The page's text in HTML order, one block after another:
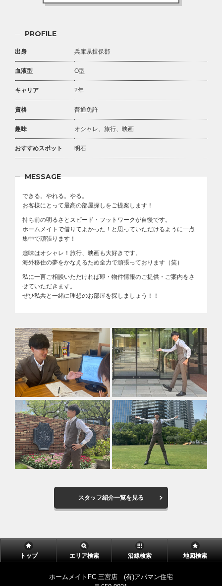
PROFILE
出身 兵庫県揖保郡
血液型 O型
キャリア 2年
資格 普通免許
趣味 オシャレ、旅行、映画
おすすめスポット 明石
MESSAGE
できる。やれる。やる。
お客様にとって最高の部屋探しをご提案します！
持ち前の明るさとスピード・フットワークが自慢です。
ホームメイトで借りてよかった！と思っていただけるように一点
集中で頑張ります！
趣味はオシャレ！旅行、映画も大好きです。
海外移住の夢をかなえるため全力で頑張っております（笑）
私に一言ご相談いただければ即・物件情報のご提供・ご案内をさ
せていただきます。
ぜひ私共と一緒に理想のお部屋を探しましょう！！
スタッフ紹介一覧を見る
トップ エリア検索 沿線検索 地図検索
ホームメイトFC 三宮店 (有)アパマン住宅